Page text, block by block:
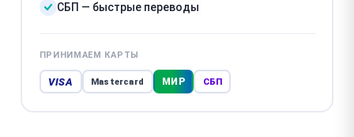
СБП — быстрые переводы
ПРИНИМАЕМ КАРТЫ
VISA Mastercard МИР СБП